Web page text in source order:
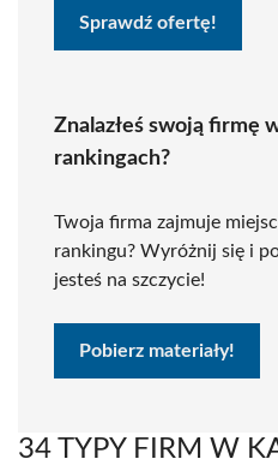
Sprawdź ofertę!
Znalazłeś swoją firmę
rankingach?
Twoja firma zajmuje
rankingu? Wyróżnij się i
jesteś na szczycie!
Pobierz materiały!
34 TYPY FIRM W